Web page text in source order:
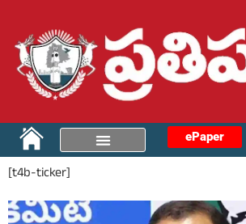
ePaper
[t4b-ticker]